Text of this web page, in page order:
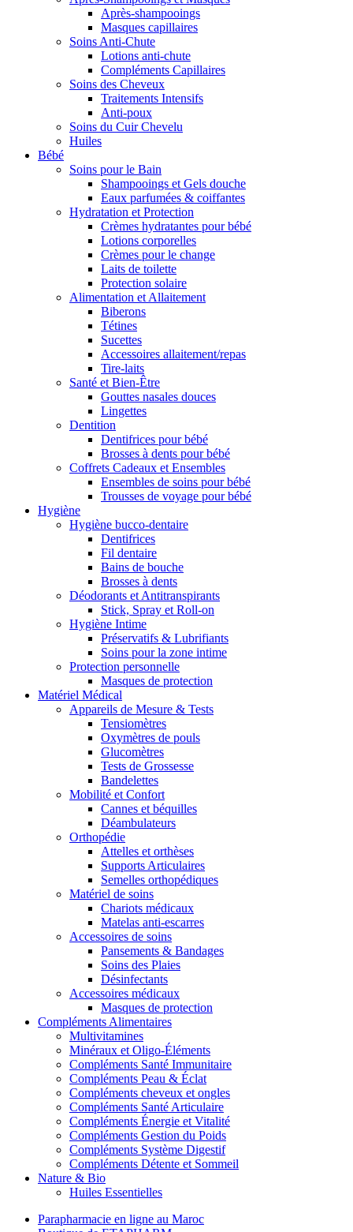
Après-shampooings
Masques capillaires
Soins Anti-Chute
Lotions anti-chute
Compléments Capillaires
Soins des Cheveux
Traitements Intensifs
Anti-poux
Soins du Cuir Chevelu
Huiles
Bébé
Soins pour le Bain
Shampooings et Gels douche
Eaux parfumées & coiffantes
Hydratation et Protection
Crèmes hydratantes pour bébé
Lotions corporelles
Crèmes pour le change
Laits de toilette
Protection solaire
Alimentation et Allaitement
Biberons
Tétines
Sucettes
Accessoires allaitement/repas
Tire-laits
Santé et Bien-Être
Gouttes nasales douces
Lingettes
Dentition
Dentifrices pour bébé
Brosses à dents pour bébé
Coffrets Cadeaux et Ensembles
Ensembles de soins pour bébé
Trousses de voyage pour bébé
Hygiène
Hygiène bucco-dentaire
Dentifrices
Fil dentaire
Bains de bouche
Brosses à dents
Déodorants et Antitranspirants
Stick, Spray et Roll-on
Hygiène Intime
Préservatifs & Lubrifiants
Soins pour la zone intime
Protection personnelle
Masques de protection
Matériel Médical
Appareils de Mesure & Tests
Tensiomètres
Oxymètres de pouls
Glucomètres
Tests de Grossesse
Bandelettes
Mobilité et Confort
Cannes et béquilles
Déambulateurs
Orthopédie
Attelles et orthèses
Supports Articulaires
Semelles orthopédiques
Matériel de soins
Chariots médicaux
Matelas anti-escarres
Accessoires de soins
Pansements & Bandages
Soins des Plaies
Désinfectants
Accessoires médicaux
Masques de protection
Compléments Alimentaires
Multivitamines
Minéraux et Oligo-Éléments
Compléments Santé Immunitaire
Compléments Peau & Éclat
Compléments cheveux et ongles
Compléments Santé Articulaire
Compléments Énergie et Vitalité
Compléments Gestion du Poids
Compléments Système Digestif
Compléments Détente et Sommeil
Nature & Bio
Huiles Essentielles
Parapharmacie en ligne au Maroc